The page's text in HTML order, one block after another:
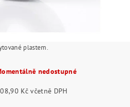
plastem.
nedostupné
108,90 Kč včetně DPH